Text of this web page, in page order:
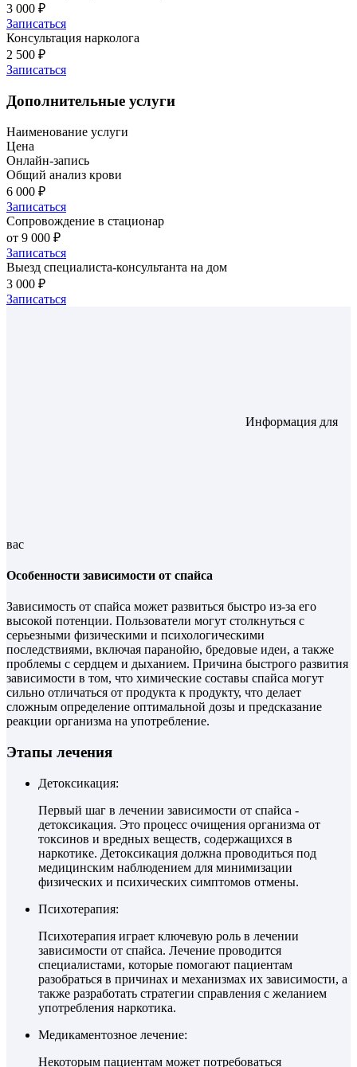
3 000 ₽
Записаться
Консультация нарколога
2 500 ₽
Записаться
Дополнительные услуги
Наименование услуги
Цена
Онлайн-запись
Общий анализ крови
6 000 ₽
Записаться
Сопровождение в стационар
от 9 000 ₽
Записаться
Выезд специалиста-консультанта на дом
3 000 ₽
Записаться
Информация для
вас
Особенности зависимости от спайса
Зависимость от спайса может развиться быстро из-за его
высокой потенции. Пользователи могут столкнуться с
серьезными физическими и психологическими
последствиями, включая паранойю, бредовые идеи, а также
проблемы с сердцем и дыханием. Причина быстрого развития
зависимости в том, что химические составы спайса могут
сильно отличаться от продукта к продукту, что делает
сложным определение оптимальной дозы и предсказание
реакции организма на употребление.
Этапы лечения
Детоксикация:
Первый шаг в лечении зависимости от спайса -
детоксикация. Это процесс очищения организма от
токсинов и вредных веществ, содержащихся в
наркотике. Детоксикация должна проводиться под
медицинским наблюдением для минимизации
физических и психических симптомов отмены.
Психотерапия:
Психотерапия играет ключевую роль в лечении
зависимости от спайса. Лечение проводится
специалистами, которые помогают пациентам
разобраться в причинах и механизмах их зависимости, а
также разработать стратегии справления с желанием
употребления наркотика.
Медикаментозное лечение:
Некоторым пациентам может потребоваться